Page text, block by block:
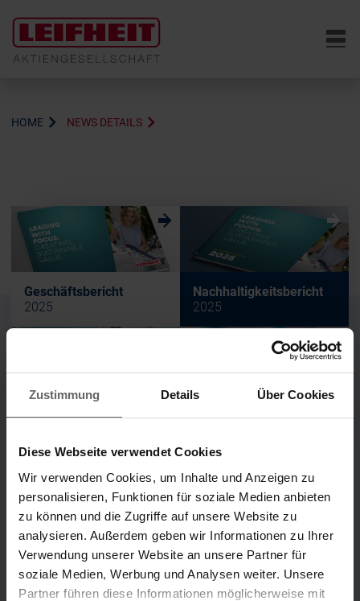
Zustimmung Details Über Cookies
Diese Webseite verwendet Cookies
Wir verwenden Cookies, um Inhalte und Anzeigen zu
personalisieren, Funktionen für soziale Medien anbieten
zu können und die Zugriffe auf unsere Website zu
analysieren. Außerdem geben wir Informationen zu Ihrer
Verwendung unserer Website an unsere Partner für
soziale Medien, Werbung und Analysen weiter. Unsere
Partner führen diese Informationen möglicherweise mit
6
HOME NEWS DETAILS
Geschäftsbericht
2025
w
Nachhaltigkeitsbericht
2025
w
w
Unternehmensbereiche
Unsere Marken
„Unsere Ideen, die dein Leben leichter machen.“
Marke Leifheit Marke Soehnle